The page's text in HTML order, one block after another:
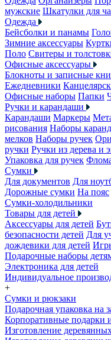
мужские Шкатулки для
Одежда
Бейсболки и панамы
Зимние аксессуары
Поло Свитеры и
Офисные аксессуары
Блокноты и записные
Ежедневники
Офисные наборы Папки
Ручки и карандаши
Карандаши Маркеры
рисования Наборы
мелков Наборы ручек
ручки Ручки из дерева и
Упаковка для ручек
Сумки
Для документов Для
Дорожные сумки На пояс
Сумки-холодильники
Товары для детей
Аксессуары для детей
безопасности детей Для
дождевики для детей
Подарочные наборы
Электроника для детей
Индивидуальное
+
Сумки и рюкзаки
Подарочная упаковка на
Корпоративные подарки
Изготовление